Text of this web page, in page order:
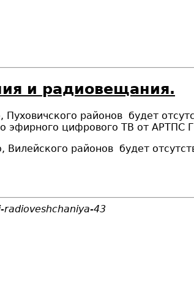
и радиовещания.
Пуховичского районов будет
эфирного цифрового ТВ от АРТПС
Вилейского районов будет
43